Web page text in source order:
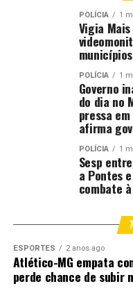
POLÍCIA 1
Vigia
POLÍCIA 1
Governo
do dia no
pressa
afirma
POLÍCIA 1
Sesp
a Pontes
combate
ESPORTES 2 anos ago
Atlético-MG empata
perde chance de subir